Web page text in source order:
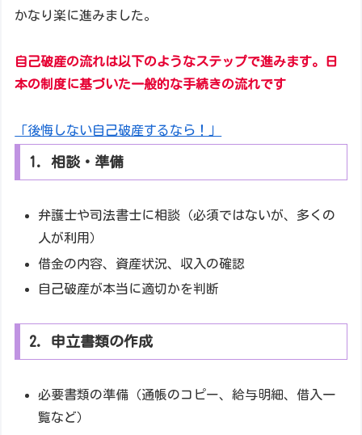
かなり楽に進みました。
自己破産の流れは以下のようなステップで進みます。日
本の制度に基づいた一般的な手続きの流れです
「後悔しない自己破産するなら！」
1. 相談・準備
弁護士や司法書士に相談（必須ではないが、多くの
人が利用）
借金の内容、資産状況、収入の確認
自己破産が本当に適切かを判断
2. 申立書類の作成
必要書類の準備（通帳のコピー、給与明細、借入一
覧など）